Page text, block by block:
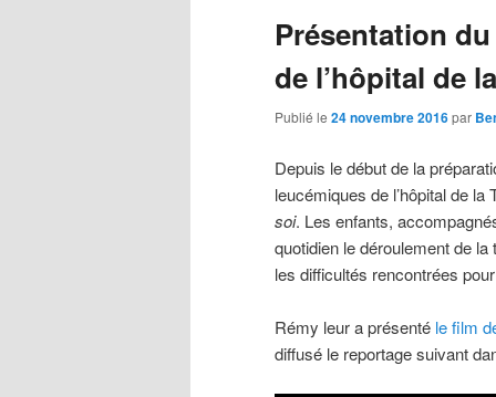
principal
secondaire
Présentation
de l’hôpital de
Publié le 24 novembre 2016par
Depuis le début de la
leucémiques de l’hôpital de
soi. Les enfants,
quotidien le déroulement de
les difficultés rencontrées
Rémy leur a présenté le film
diffusé le reportage suivant